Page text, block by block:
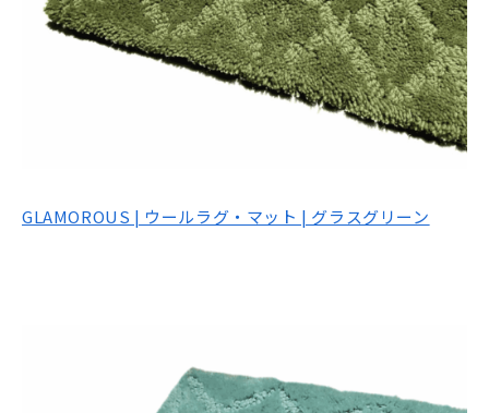
GLAMOROUS | ウールラグ・マット | グラスグリーン